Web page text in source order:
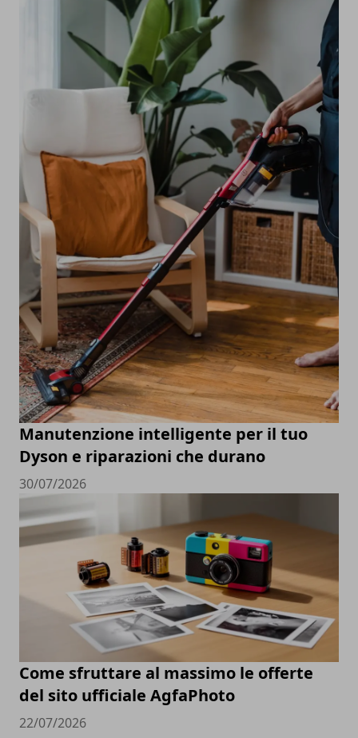
Manutenzione intelligente per il tuo
Dyson e riparazioni che durano
30/07/2026
Come sfruttare al massimo le offerte
del sito ufficiale AgfaPhoto
22/07/2026